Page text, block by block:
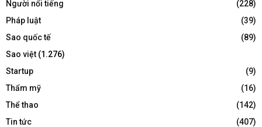
Người nổi tiếng
(228)
Pháp luật
(39)
Sao quốc tế
(89)
Sao việt (1.276)
Startup
(9)
Thẩm mỹ
(16)
Thể thao
(142)
Tin tức
(407)